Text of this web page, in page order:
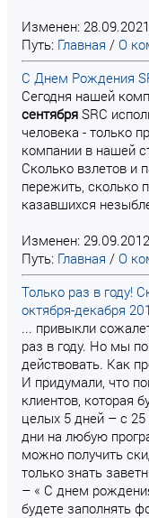
Изменен: 28.09.2021
Путь: Главная / О
С Днем Рождения
Сегодня нашей
сентября SRC
человека - только
компании в нашей
Сколько взлетов и
пережить, сколько
казавшихся
Изменен: 29.09.2012
Путь: Главная / О
Только раз в году!
октября-декабря
... привыкли
раз в году. Но мы
действовать. Как
И придумали, что
клиентов, которая
целых 5 дней – с 25
дни на любую
можно получить
только знать
– « С днем
будете заполнять